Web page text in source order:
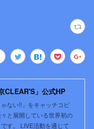
CLEAR'S」公式HP
ない!!」をキャッチコピ
と展開している世界初の
す。 LIVE活動を通じて